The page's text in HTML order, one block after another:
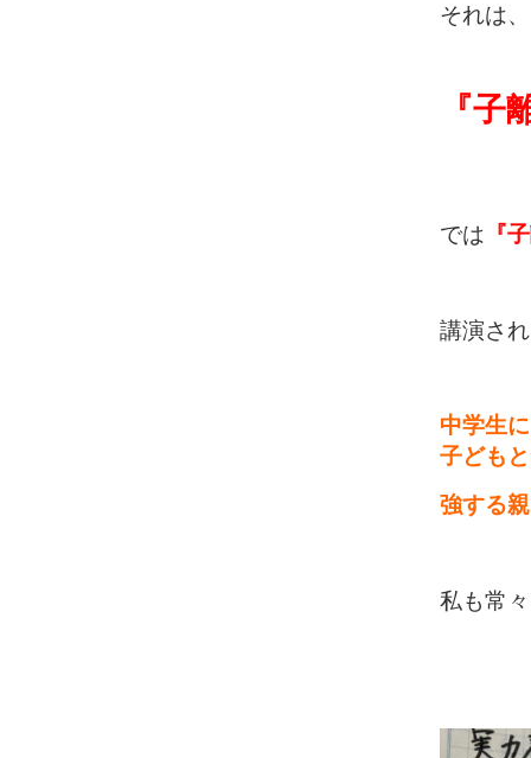
それは、
『
では 『
講演さ
中学生
子ども
強する
私も常